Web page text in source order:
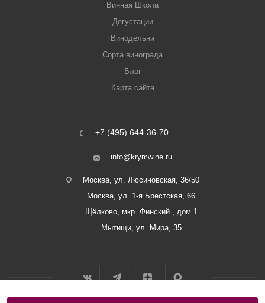
Винная Школа
Дегустации
Винодельни
Сорта винограда
Блог
Карта сайта
+7 (495) 644-36-70
info@krymwine.ru
Москва, ул. Люсиновская, 36/50
Москва, ул. 1-я Брестская, 66
Щёлково, мкр. Финский , дом 1
Мытищи, ул. Мира, 35